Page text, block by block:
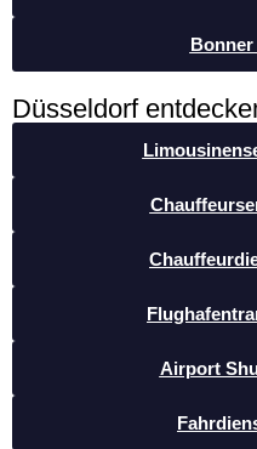
Düsseldorf
Airport